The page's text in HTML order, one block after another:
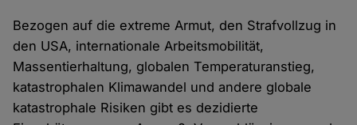
Bezogen auf die extreme Armut, den Strafvollzug in
den USA, internationale Arbeitsmobilität,
Massentierhaltung, globalen Temperaturanstieg,
katastrophalen Klimawandel und andere globale
katastrophale Risiken gibt es dezidierte